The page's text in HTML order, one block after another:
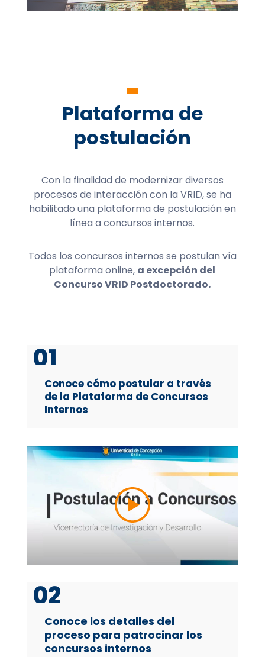
Plataforma de
postulación
Con la finalidad de modernizar diversos
procesos de interacción con la VRID, se ha
habilitado una plataforma de postulación en
línea a concursos internos.
Todos los concursos internos se postulan vía
plataforma online, a excepción del
Concurso VRID Postdoctorado.
01
Conoce cómo postular a través
de la Plataforma de Concursos
Internos
02
Conoce los detalles del
proceso para patrocinar los
concursos internos